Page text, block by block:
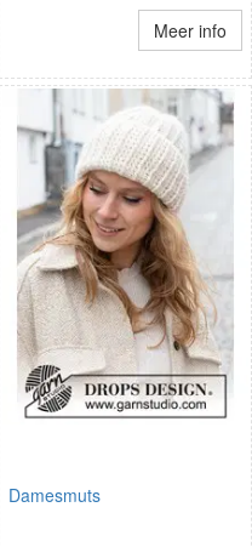
Meer info
Damesmuts